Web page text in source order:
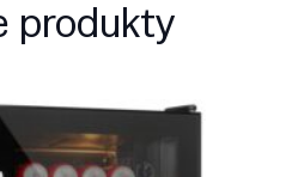
produkty